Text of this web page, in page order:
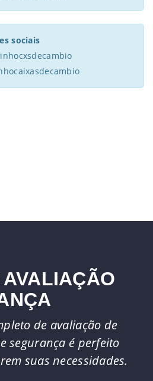
sociais
de avaliação de
segurança é perfeito
suas necessidades.